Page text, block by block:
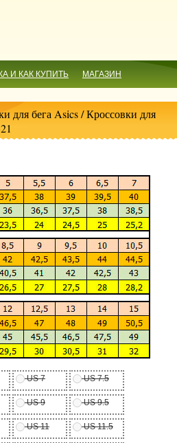
И КАК КУПИТЬ МАГАЗИН
для бега Asics/Кроссовки для
US 7 US 7.5
US 9 US 9.5
US 11 US 11.5